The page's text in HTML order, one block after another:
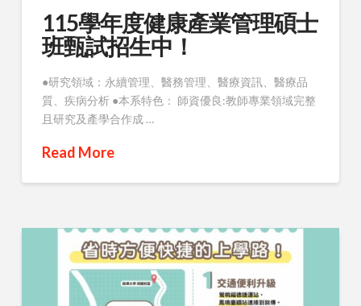
115學年度健康產業管理碩士
班甄試招生中！
●研究領域：永續管理、醫務管理、醫療資訊、醫療品
質、疾病分析 ●本系特色： 師資優良:教師專業領域完整
且研究及產學合作成 …
Read More